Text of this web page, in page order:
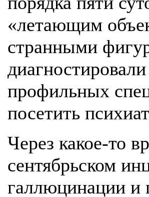
«летающим
странными
профильных
посетить
Через какое-то
сентябрьском
галлюцинации и